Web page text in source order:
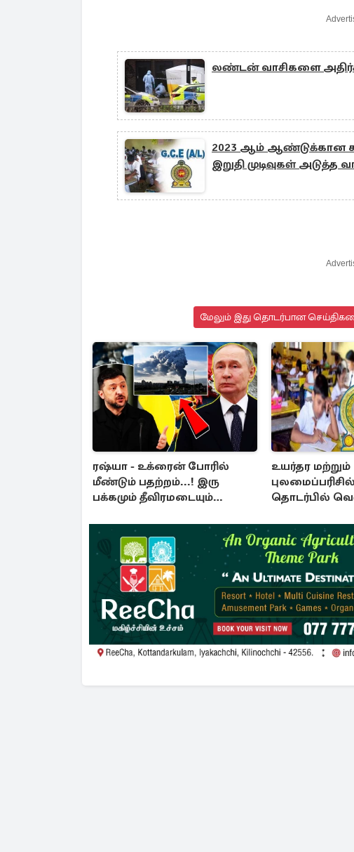
லண்டன் வாசிகளை
2023 ஆம் ஆண்டுக்கான
இறுதி முடிவுகள் அடுத்த
மேலும் இது தொடர்பான
ரஷ்யா - உக்ரைன் போரில்
மீண்டும் பதற்றம்...! இரு
பக்கமும் தீவிரமடையும்
உயர்தர மற்றும்
தொடர்பில்